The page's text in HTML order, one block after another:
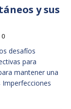
y sus
0
desafíos
para
mantener una
Imperfecciones